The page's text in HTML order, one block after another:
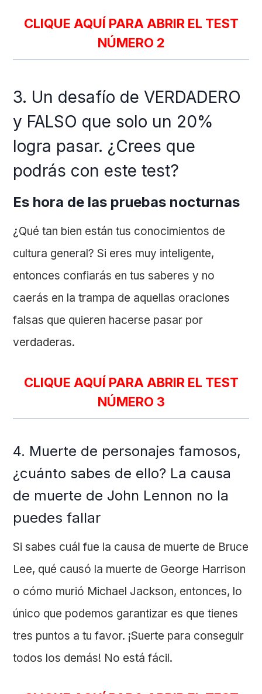
CLIQUE AQUÍ PARA ABRIR EL TEST
NÚMERO 2
3. Un desafío de VERDADERO
y FALSO que solo un 20%
logra pasar. ¿Crees que
podrás con este test?
Es hora de las pruebas nocturnas
¿Qué tan bien están tus conocimientos de
cultura general? Si eres muy inteligente,
entonces confiarás en tus saberes y no
caerás en la trampa de aquellas oraciones
falsas que quieren hacerse pasar por
verdaderas.
CLIQUE AQUÍ PARA ABRIR EL TEST
NÚMERO 3
4. Muerte de personajes famosos,
¿cuánto sabes de ello? La causa
de muerte de John Lennon no la
puedes fallar
Si sabes cuál fue la causa de muerte de Bruce
Lee, qué causó la muerte de George Harrison
o cómo murió Michael Jackson, entonces, lo
único que podemos garantizar es que tienes
tres puntos a tu favor. ¡Suerte para conseguir
todos los demás! No está fácil.